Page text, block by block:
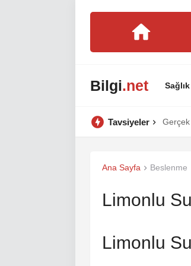
Bilgi.net Sağlık
Tavsiyeler Gerçek
Ana Sayfa Beslenme
Limonlu
Limonlu